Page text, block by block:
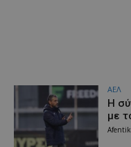
ΑΕΛ
H
με